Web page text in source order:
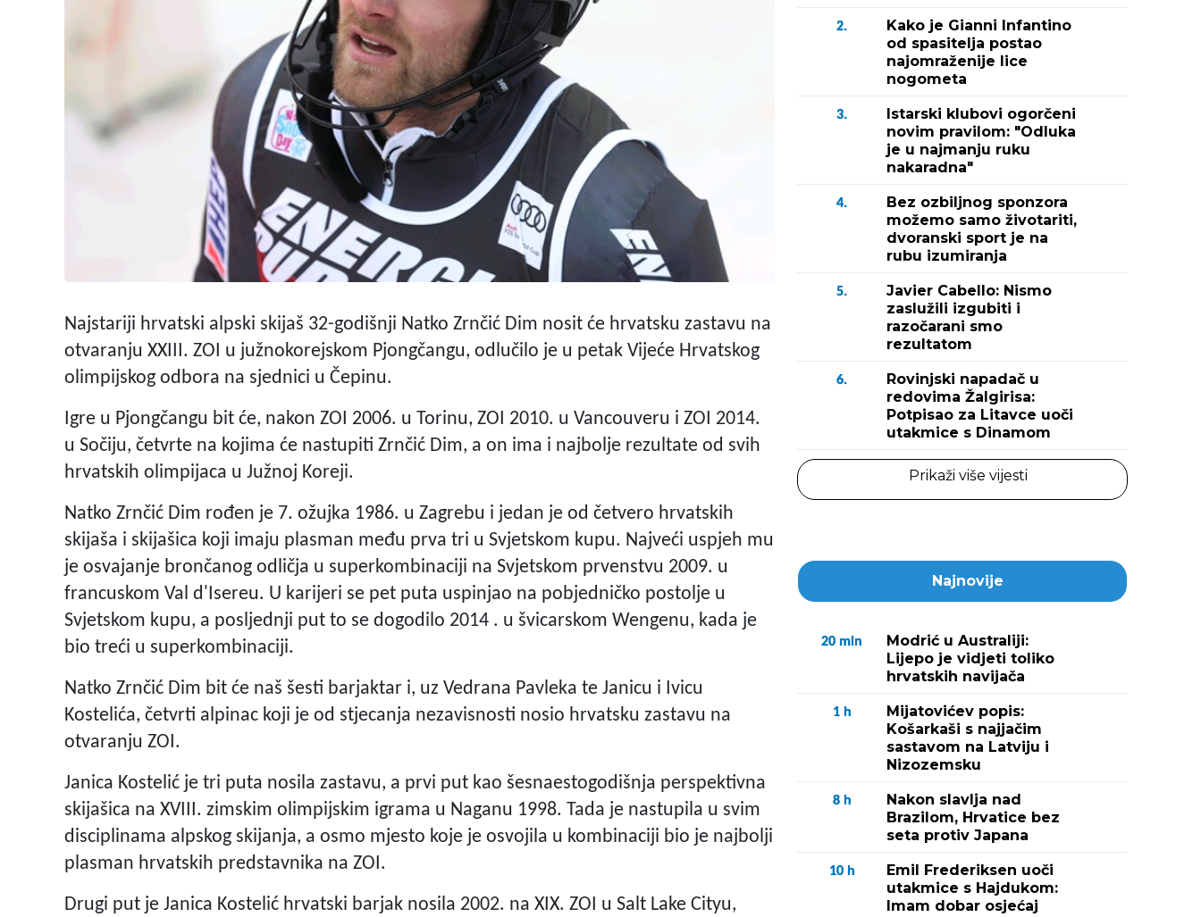
Najstariji hrvatski alpski skijaš 32-godišnji Natko Zrnčić Dim nosit će hrvatsku zastavu na
otvaranju XXIII. ZOI u južnokorejskom Pjongčangu, odlučilo je u petak Vijeće Hrvatskog
olimpijskog odbora na sjednici u Čepinu.
Igre u Pjongčangu bit će, nakon ZOI 2006. u Torinu, ZOI 2010. u Vancouveru i ZOI 2014.
u Sočiju, četvrte na kojima će nastupiti Zrnčić Dim, a on ima i najbolje rezultate od svih
hrvatskih olimpijaca u Južnoj Koreji.
Natko Zrnčić Dim rođen je 7. ožujka 1986. u Zagrebu i jedan je od četvero hrvatskih
skijaša i skijašica koji imaju plasman među prva tri u Svjetskom kupu. Najveći uspjeh mu
je osvajanje brončanog odličja u superkombinaciji na Svjetskom prvenstvu 2009. u
francuskom Val d'Isereu. U karijeri se pet puta uspinjao na pobjedničko postolje u
Svjetskom kupu, a posljednji put to se dogodilo 2014 . u švicarskom Wengenu, kada je
bio treći u superkombinaciji.
Natko Zrnčić Dim bit će naš šesti barjaktar i, uz Vedrana Pavleka te Janicu i Ivicu
Kostelića, četvrti alpinac koji je od stjecanja nezavisnosti nosio hrvatsku zastavu na
otvaranju ZOI.
Janica Kostelić je tri puta nosila zastavu, a prvi put kao šesnaestogodišnja perspektivna
skijašica na XVIII. zimskim olimpijskim igrama u Naganu 1998. Tada je nastupila u svim
disciplinama alpskog skijanja, a osmo mjesto koje je osvojila u kombinaciji bio je najbolji
plasman hrvatskih predstavnika na ZOI.
Drugi put je Janica Kostelić hrvatski barjak nosila 2002. na XIX. ZOI u Salt Lake Cityu,
2.
Kako je Gianni Infantino
od spasitelja postao
najomraženije lice
nogometa
3.
Istarski klubovi ogorčeni
novim pravilom: "Odluka
je u najmanju ruku
nakaradna"
4.
Bez ozbiljnog sponzora
možemo samo životariti,
dvoranski sport je na
rubu izumiranja
5.
Javier Cabello: Nismo
zaslužili izgubiti i
razočarani smo
rezultatom
6.
Rovinjski napadač u
redovima Žalgirisa:
Potpisao za Litavce uoči
utakmice s Dinamom
Prikaži više vijesti
Najnovije
20 min
Modrić u Australiji:
Lijepo je vidjeti toliko
hrvatskih navijača
1 h
Mijatovićev popis:
Košarkaši s najjačim
sastavom na Latviju i
Nizozemsku
8 h
Nakon slavlja nad
Brazilom, Hrvatice bez
seta protiv Japana
10 h
Emil Frederiksen uoči
utakmice s Hajdukom:
Imam dobar osjećaj